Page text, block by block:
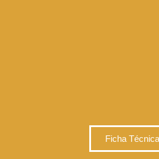
Ficha Técnica